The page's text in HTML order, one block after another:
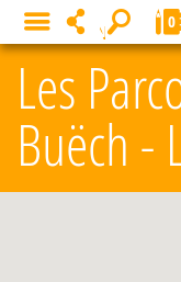
Les
Buëch -
MENU 0
Panneau de gestion des